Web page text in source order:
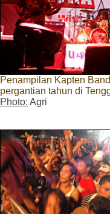
Penampilan Kapten
pergantian tahun di
Photo: Agri